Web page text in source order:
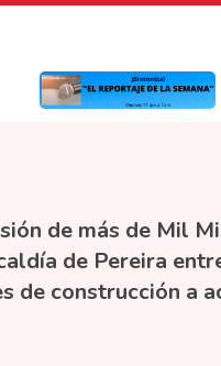
de más de Mil
de Pereira
de construcción a